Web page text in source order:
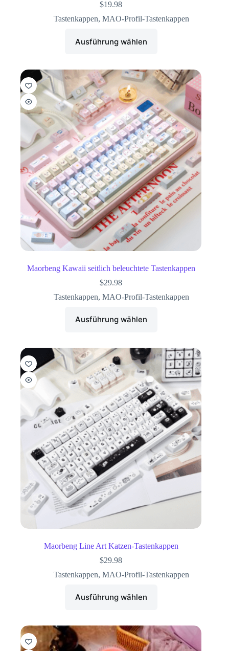
$19.98
Tastenkappen, MAO-Profil-Tastenkappen
Ausführung wählen
Maorbeng Kawaii seitlich beleuchtete Tastenkappen
$29.98
Tastenkappen, MAO-Profil-Tastenkappen
Ausführung wählen
Maorbeng Line Art Katzen-Tastenkappen
$29.98
Tastenkappen, MAO-Profil-Tastenkappen
Ausführung wählen